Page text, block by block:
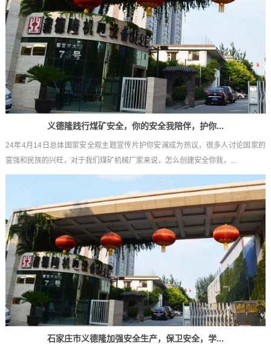
义德隆践行煤矿安全，你的安全我陪伴，护你...
24年4月14日总体国家安全观主题宣传片护你安澜成为热议，很多人讨论国家的
富强和民族的兴旺，对于我们煤矿机械厂家来说，怎么创建安全你我，...
石家庄市义德隆加强安全生产，保卫安全，学...